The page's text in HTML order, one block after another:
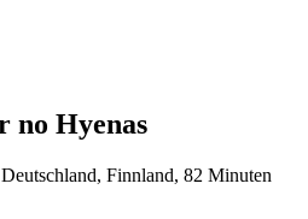
no Hyenas
Finnland, 82 Minuten